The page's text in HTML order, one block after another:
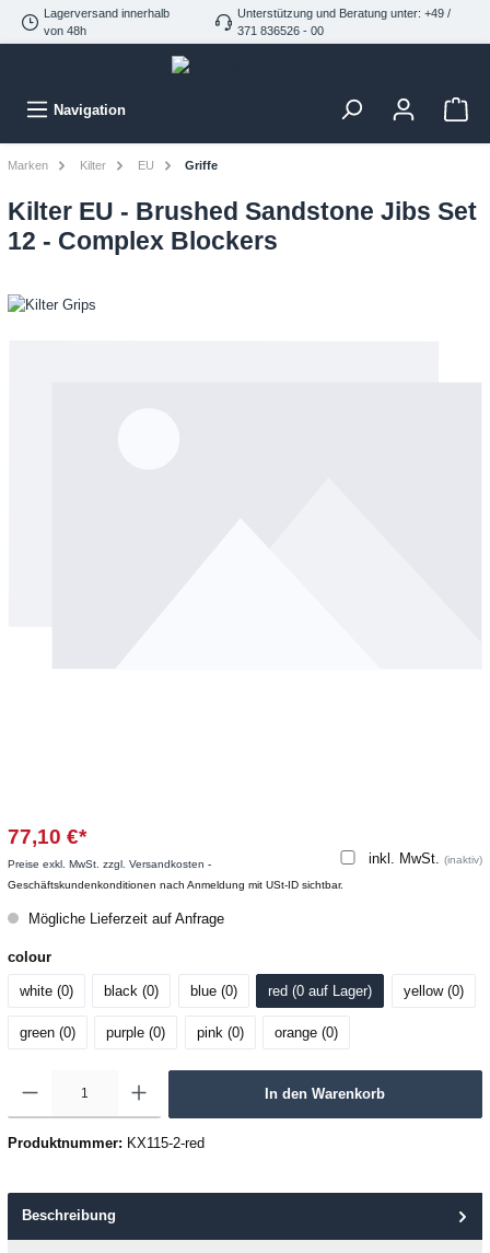
Lagerversand innerhalb
von 48h
Unterstützung und Beratung unter: +49 /
371 836526 - 00
Navigation
Marken Kilter EU Griffe
Kilter EU - Brushed Sandstone Jibs Set
12 - Complex Blockers
77,10 €*
inkl. MwSt. (inaktiv)
Preise exkl. MwSt. zzgl. Versandkosten -
Geschäftskundenkonditionen nach Anmeldung mit USt-ID sichtbar.
Mögliche Lieferzeit auf Anfrage
colour
white (0) black (0) blue (0) red (0 auf Lager) yellow (0)
green (0) purple (0) pink (0) orange (0)
In den Warenkorb
Produktnummer: KX115-2-red
Beschreibung